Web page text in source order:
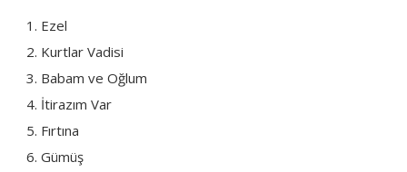
Ezel
Kurtlar Vadisi
Babam ve Oğlum
İtirazım Var
Fırtına
Gümüş